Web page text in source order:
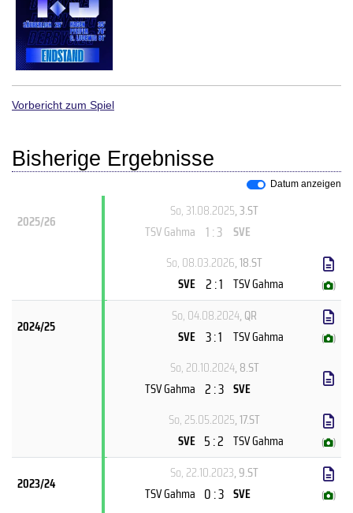
Vorbericht zum Spiel
Bisherige Ergebnisse
Datum anzeigen
2025/26
So, 31.08.2025, 3.ST
TSV Gahma 1 : 3 SVE
So, 08.03.2026, 18.ST
SVE 2 : 1 TSV Gahma ( )
2024/25
So, 04.08.2024, QR
SVE 3 : 1 TSV Gahma ( )
So, 20.10.2024, 8.ST
TSV Gahma 2 : 3 SVE
So, 25.05.2025, 17.ST
SVE 5 : 2 TSV Gahma ( )
2023/24
So, 22.10.2023, 9.ST
TSV Gahma 0 : 3 SVE ( )